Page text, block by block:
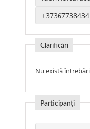
Clarificări
Nu există întrebări
Participanți